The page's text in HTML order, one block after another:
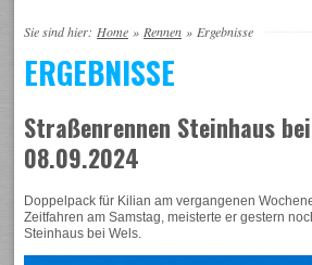
Sie sind hier: Home » Rennen » Ergebnisse
ERGEBNISSE
Straßenrennen Steinhaus
08.09.2024
Doppelpack für Kilian am vergangenen
Zeitfahren am Samstag, meisterte er gestern
Steinhaus bei Wels.